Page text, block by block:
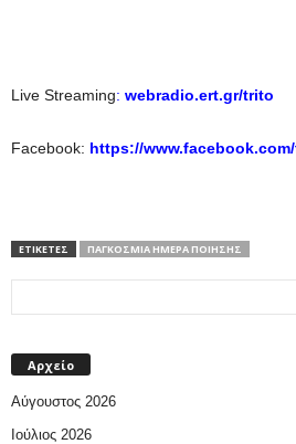
Live Streaming: webradio.ert.gr/trito
Facebook: https://
ΕΤΙΚΕΤΕΣ ΠΑΓΚΟΣΜΙΑ ΗΜΕΡΑ ΠΟΙΗΣΗΣ
Αρχείο
Αύγουστος 2026
Ιούλιος 2026